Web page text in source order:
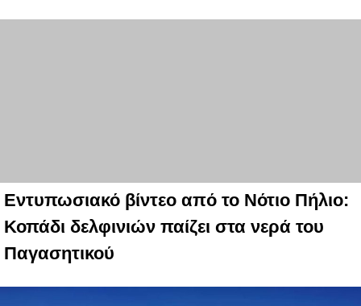
Εντυπωσιακό βίντεο από το Νότιο Πήλιο:
Κοπάδι δελφινιών παίζει στα νερά του
Παγασητικού